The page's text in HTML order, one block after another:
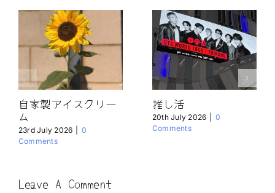
自家製アイスクリー
ム
23rd July 2026
0
Comments
推し活
20th July 2026
0
Comments
Leave A Comment